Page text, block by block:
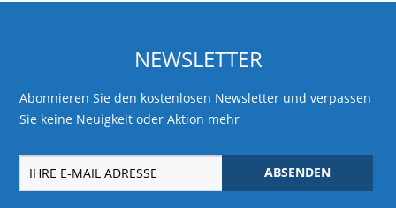
NEWSLETTER
Abonnieren Sie den kostenlosen Newsletter und verpassen
Sie keine Neuigkeit oder Aktion mehr
ABSENDEN